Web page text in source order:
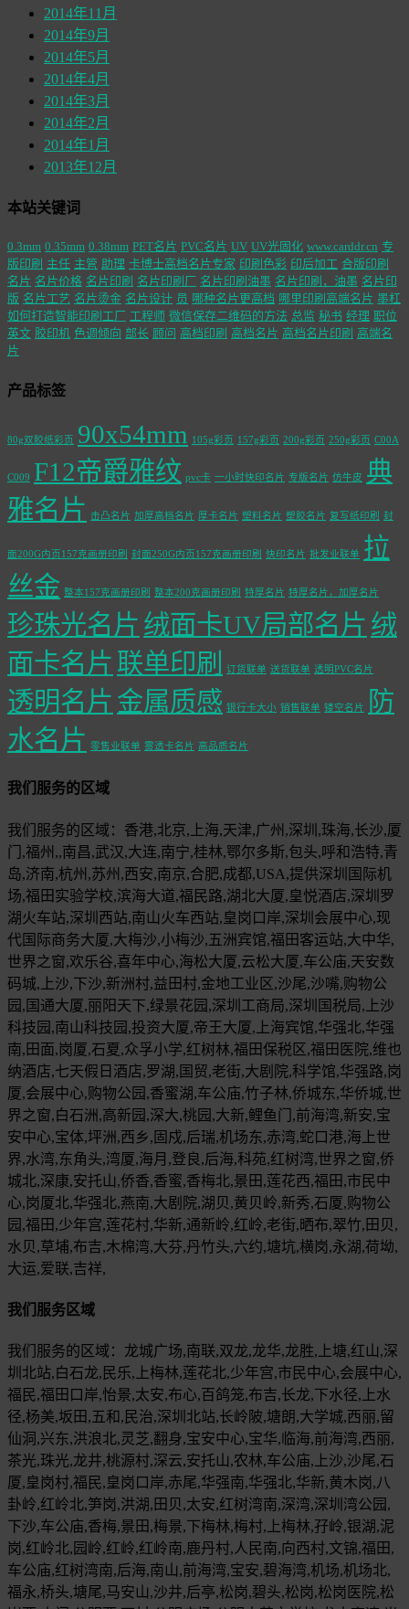
2014年11月
2014年9月
2014年5月
2014年4月
2014年3月
2014年2月
2014年1月
2013年12月
本站关键词
0.3mm 0.35mm 0.38mm PET名片 PVC名片 UV UV光固化 www.carddr.cn 专
版印刷 主任 主管 助理 卡博士高档名片专家 印刷色彩 印后加工 合版印刷
名片 名片价格 名片印刷 名片印刷厂 名片印刷油墨 名片印刷，油墨 名片印
版 名片工艺 名片烫金 名片设计 员 哪种名片更高档 哪里印刷高端名片 墨杠
如何打造智能印刷工厂 工程师 微信保存二维码的方法 总监 秘书 经理 职位
英文 胶印机 色调倾向 部长 顾问 高档印刷 高档名片 高档名片印刷 高端名
片
产品标签
80g双胶纸彩页 90x54mm 105g彩页 157g彩页 200g彩页 250g彩页 C00A
C009 F12帝爵雅纹 pvc卡 一小时快印名片 专版名片 仿牛皮 典
雅名片 击凸名片 加厚高档名片 厚卡名片 塑料名片 塑胶名片 复写纸印刷 封
面200G内页157克画册印刷 封面250G内页157克画册印刷 快印名片 批发业联单 拉
丝金 整本157克画册印刷 整本200克画册印刷 特厚名片 特厚名片，加厚名片
珍珠光名片 绒面卡UV局部名片 绒
面卡名片 联单印刷 订货联单 送货联单 透明PVC名片
透明名片 金属质感 银行卡大小 销售联单 镂空名片
防
水名片 零售业联单 雾透卡名片 高品质名片
我们服务的区域
我们服务的区域：香港,北京,上海,天津,广州,深圳,珠海,长沙,厦
门,福州,,南昌,武汉,大连,南宁,桂林,鄂尔多斯,包头,呼和浩特,青
岛,济南,杭州,苏州,西安,南京,合肥,成都,USA,提供深圳国际机
场,福田实验学校,滨海大道,福民路,湖北大厦,皇悦酒店,深圳罗
湖火车站,深圳西站,南山火车西站,皇岗口岸,深圳会展中心,现
代国际商务大厦,大梅沙,小梅沙,五洲宾馆,福田客运站,大中华,
世界之窗,欢乐谷,喜年中心,海松大厦,云松大厦,车公庙,天安数
码城,上沙,下沙,新洲村,益田村,金地工业区,沙尾,沙嘴,购物公
园,国通大厦,丽阳天下,绿景花园,深圳工商局,深圳国税局,上沙
科技园,南山科技园,投资大厦,帝王大厦,上海宾馆,华强北,华强
南,田面,岗厦,石夏,众孚小学,红树林,福田保税区,福田医院,维也
纳酒店,七天假日酒店,罗湖,国贸,老街,大剧院,科学馆,华强路,岗
厦,会展中心,购物公园,香蜜湖,车公庙,竹子林,侨城东,华侨城,世
界之窗,白石洲,高新园,深大,桃园,大新,鲤鱼门,前海湾,新安,宝
安中心,宝体,坪洲,西乡,固戍,后瑞,机场东,赤湾,蛇口港,海上世
界,水湾,东角头,湾厦,海月,登良,后海,科苑,红树湾,世界之窗,侨
城北,深康,安托山,侨香,香蜜,香梅北,景田,莲花西,福田,市民中
心,岗厦北,华强北,燕南,大剧院,湖贝,黄贝岭,新秀,石厦,购物公
园,福田,少年宫,莲花村,华新,通新岭,红岭,老街,晒布,翠竹,田贝,
水贝,草埔,布吉,木棉湾,大芬,丹竹头,六约,塘坑,横岗,永湖,荷坳,
大运,爱联,吉祥,
我们服务区域
我们服务的区域：龙城广场,南联,双龙,龙华,龙胜,上塘,红山,深
圳北站,白石龙,民乐,上梅林,莲花北,少年宫,市民中心,会展中心,
福民,福田口岸,怡景,太安,布心,百鸽笼,布吉,长龙,下水径,上水
径,杨美,坂田,五和,民治,深圳北站,长岭陂,塘朗,大学城,西丽,留
仙洞,兴东,洪浪北,灵芝,翻身,宝安中心,宝华,临海,前海湾,西丽,
茶光,珠光,龙井,桃源村,深云,安托山,农林,车公庙,上沙,沙尾,石
厦,皇岗村,福民,皇岗口岸,赤尾,华强南,华强北,华新,黄木岗,八
卦岭,红岭北,笋岗,洪湖,田贝,太安,红树湾南,深湾,深圳湾公园,
下沙,车公庙,香梅,景田,梅景,下梅林,梅村,上梅林,孖岭,银湖,泥
岗,红岭北,园岭,红岭,红岭南,鹿丹村,人民南,向西村,文锦,福田,
车公庙,红树湾南,后海,南山,前海湾,宝安,碧海湾,机场,机场北,
福永,桥头,塘尾,马安山,沙井,后亭,松岗,碧头,松岗,松岗医院,松